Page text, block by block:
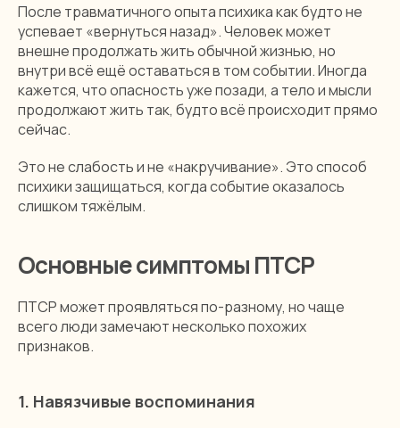
После травматичного опыта психика как будто не
успевает «вернуться назад». Человек может
внешне продолжать жить обычной жизнью, но
внутри всё ещё оставаться в том событии. Иногда
кажется, что опасность уже позади, а тело и мысли
продолжают жить так, будто всё происходит прямо
сейчас.
Это не слабость и не «накручивание». Это способ
психики защищаться, когда событие оказалось
слишком тяжёлым.
Основные симптомы ПТСР
ПТСР может проявляться по-разному, но чаще
всего люди замечают несколько похожих
признаков.
1. Навязчивые воспоминания